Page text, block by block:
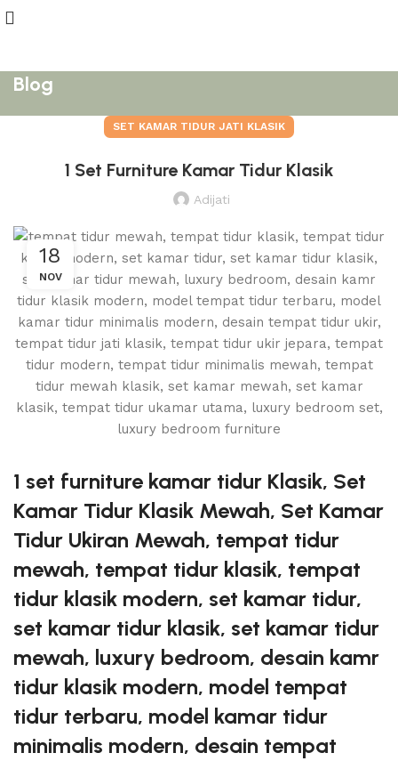
Blog
SET KAMAR TIDUR JATI KLASIK
1 Set Furniture Kamar Tidur Klasik
Adijati
18
NOV
1 set furniture kamar tidur Klasik, Set
Kamar Tidur Klasik Mewah, Set Kamar
Tidur Ukiran Mewah, tempat tidur
mewah, tempat tidur klasik, tempat
tidur klasik modern, set kamar tidur,
set kamar tidur klasik, set kamar tidur
mewah, luxury bedroom, desain kamr
tidur klasik modern, model tempat
tidur terbaru, model kamar tidur
minimalis modern, desain tempat